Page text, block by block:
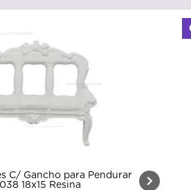
C/ Gancho para Pendurar
18x15 Resina